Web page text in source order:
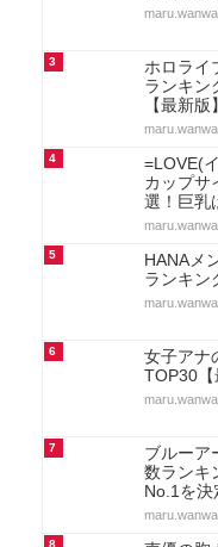
3
ホロライ
ランキン
【最新版】
4
=LOVE(
カップサ
選！巨乳
5
HANAメ
ランキン
6
女子アナ
TOP30【
7
ブルーア
数ランキ
No.1を決
8